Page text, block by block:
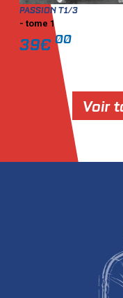
PASSION T1/3
- tome 1
39€ 00
Voir